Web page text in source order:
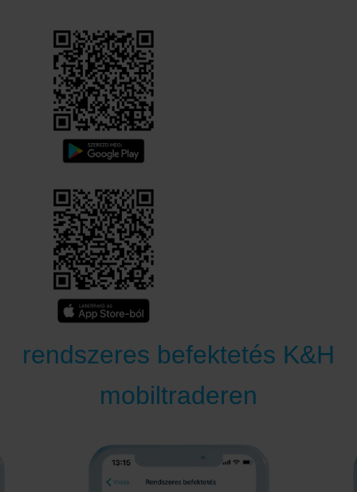
rendszeres befektetés K&H
mobiltraderen